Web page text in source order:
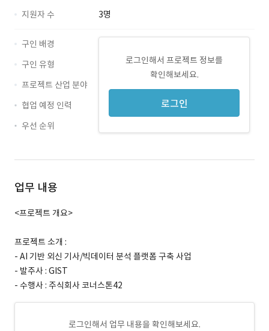
지원자 수
3명
로그인해서 프로젝트 정보를
확인해보세요.
로그인
구인 배경
구인 유형
프로젝트 산업 분야
협업 예정 인력
우선 순위
업무 내용
<프로젝트 개요>
프로젝트 소개 :
- AI 기반 외신 기사/빅데이터 분석 플랫폼 구축 사업
- 발주사 : GIST
- 수행사 : 주식회사 코너스톤42
로그인해서 업무 내용을 확인해보세요.